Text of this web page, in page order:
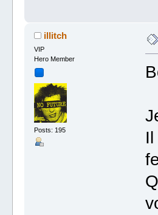
illitch
VIP
Hero Member
Posts: 195